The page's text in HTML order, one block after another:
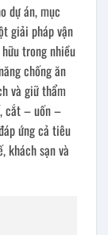
dự án, mục
giải pháp vận
trong nhiều
chống ăn
và giữ thẩm
cắt – uốn –
ứng cả tiêu
khách sạn và